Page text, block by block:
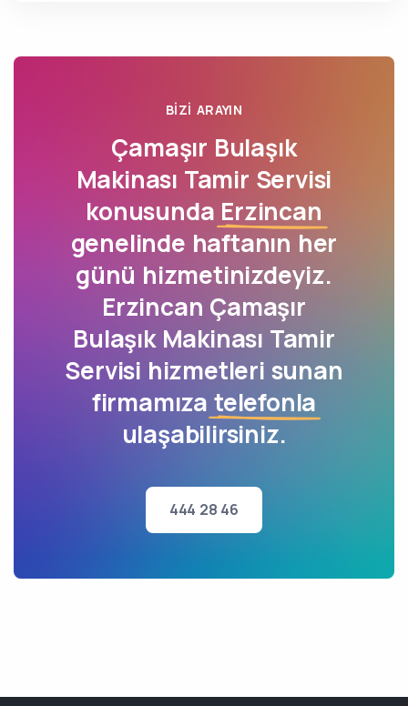
BIZI ARAYIN
Çamaşır Bulaşık
Makinası Tamir Servisi
konusunda Erzincan
genelinde haftanın her
günü hizmetinizdeyiz.
Erzincan Çamaşır
Bulaşık Makinası Tamir
Servisi hizmetleri sunan
firmamıza telefonla
ulaşabilirsiniz.
444 28 46